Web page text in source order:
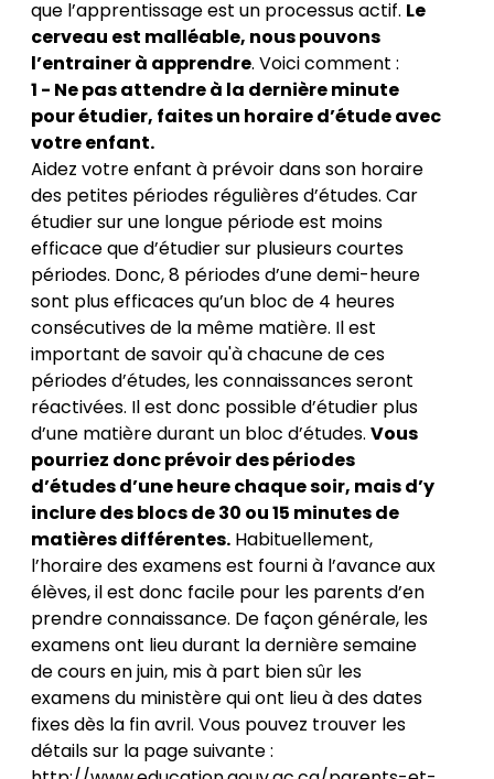
que l’apprentissage est un processus actif. Le
cerveau est malléable, nous pouvons
l’entrainer à apprendre. Voici comment :
1 - Ne pas attendre à la dernière minute
pour étudier, faites un horaire d’étude avec
votre enfant.
Aidez votre enfant à prévoir dans son horaire
des petites périodes régulières d’études. Car
étudier sur une longue période est moins
efficace que d’étudier sur plusieurs courtes
périodes. Donc, 8 périodes d’une demi-heure
sont plus efficaces qu’un bloc de 4 heures
consécutives de la même matière. Il est
important de savoir qu'à chacune de ces
périodes d’études, les connaissances seront
réactivées. Il est donc possible d’étudier plus
d’une matière durant un bloc d’études. Vous
pourriez donc prévoir des périodes
d’études d’une heure chaque soir, mais d’y
inclure des blocs de 30 ou 15 minutes de
matières différentes. Habituellement,
l’horaire des examens est fourni à l’avance aux
élèves, il est donc facile pour les parents d’en
prendre connaissance. De façon générale, les
examens ont lieu durant la dernière semaine
de cours en juin, mis à part bien sûr les
examens du ministère qui ont lieu à des dates
fixes dès la fin avril. Vous pouvez trouver les
détails sur la page suivante :